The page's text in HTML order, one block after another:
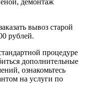
вывоз старой
рублей.
процедуре
дополнительные
ознакомьтесь
на услуги по